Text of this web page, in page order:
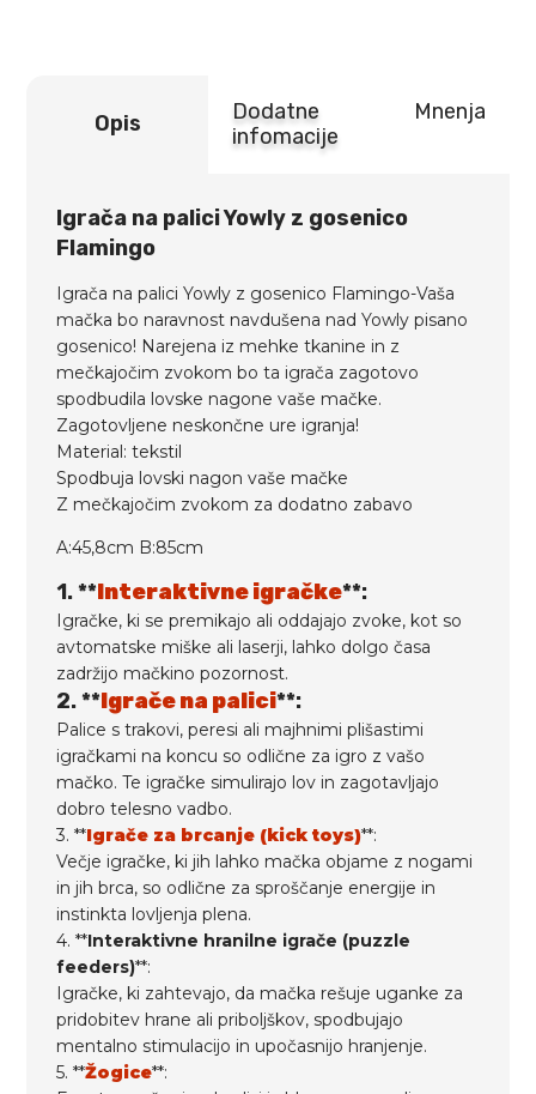
Opis
Dodatne
infomacije
Mnenja
Igrača na palici Yowly z gosenico
Flamingo
Igrača na palici Yowly z gosenico Flamingo-Vaša
mačka bo naravnost navdušena nad Yowly pisano
gosenico! Narejena iz mehke tkanine in z
mečkajočim zvokom bo ta igrača zagotovo
spodbudila lovske nagone vaše mačke.
Zagotovljene neskončne ure igranja!
Material: tekstil
Spodbuja lovski nagon vaše mačke
Z mečkajočim zvokom za dodatno zabavo
A:45,8cm B:85cm
1. **Interaktivne igračke**:
Igračke, ki se premikajo ali oddajajo zvoke, kot so
avtomatske miške ali laserji, lahko dolgo časa
zadržijo mačkino pozornost.
2. **Igrače na palici**:
Palice s trakovi, peresi ali majhnimi plišastimi
igračkami na koncu so odlične za igro z vašo
mačko. Te igračke simulirajo lov in zagotavljajo
dobro telesno vadbo.
3. **Igrače za brcanje (kick toys)**:
Večje igračke, ki jih lahko mačka objame z nogami
in jih brca, so odlične za sproščanje energije in
instinkta lovljenja plena.
4. **Interaktivne hranilne igrače (puzzle
feeders)**:
Igračke, ki zahtevajo, da mačka rešuje uganke za
pridobitev hrane ali priboljškov, spodbujajo
mentalno stimulacijo in upočasnijo hranjenje.
5. **Žogice**: